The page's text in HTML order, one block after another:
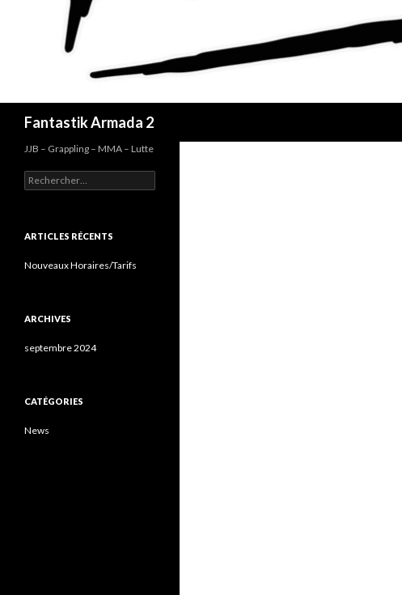
Fantastik Armada 2
JJB – Grappling – MMA – Lutte
Rechercher :
ARTICLES RÉCENTS
Nouveaux Horaires/Tarifs
ARCHIVES
septembre 2024
CATÉGORIES
News